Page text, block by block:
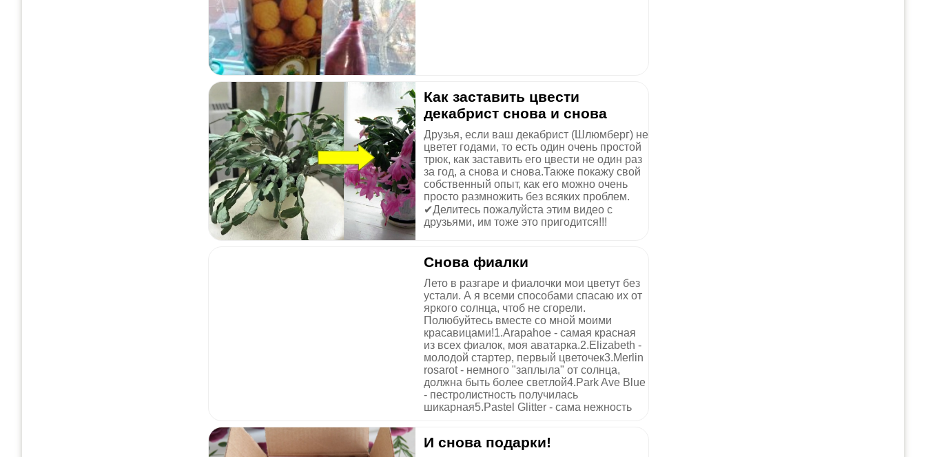
Как заставить цвести
декабрист снова и снова
Друзья, если ваш декабрист (Шлюмберг) не
цветет годами, то есть один очень простой
трюк, как заставить его цвести не один раз
за год, а снова и снова.Также покажу свой
собственный опыт, как его можно очень
просто размножить без всяких проблем.
✔Делитесь пожалуйста этим видео с
друзьями, им тоже это пригодится!!!
Снова фиалки
Лето в разгаре и фиалочки мои цветут без
устали. А я всеми способами спасаю их от
яркого солнца, чтоб не сгорели.
Полюбуйтесь вместе со мной моими
красавицами!1.Arapahoe - самая красная
из всех фиалок, моя аватарка.2.Elizabeth -
молодой стартер, первый цветочек3.Merlin
rosarot - немного "заплыла" от солнца,
должна быть более светлой4.Park Ave Blue
- пестролистность получилась
шикарная5.Pastel Glitter - сама нежность
И снова подарки!